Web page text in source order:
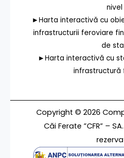
nivel
►Harta interactivă cu
infrastructurii feroviare
de
►Harta interactivă cu
infrastructură
Copyright © 2026
Căi Ferate ”CFR” –